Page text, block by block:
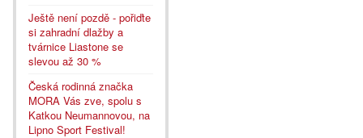
Ještě není pozdě - pořiďte
si zahradní dlažby a
tvárnice Liastone se
slevou až 30 %
Česká rodinná značka
MORA Vás zve, spolu s
Katkou Neumannovou, na
Lipno Sport Festival!